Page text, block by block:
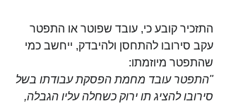
התזכיר קובע כי, עובד שפוטר או התפטר
עקב סירובו להתחסן ולהיבדק, ייחשב כמי
שהתפטר מיוזמתו:
"התפטר עובד מחמת הפסקת עבודתו בשל
סירובו להציג תו ירוק כשחלה עליו הגבלה,